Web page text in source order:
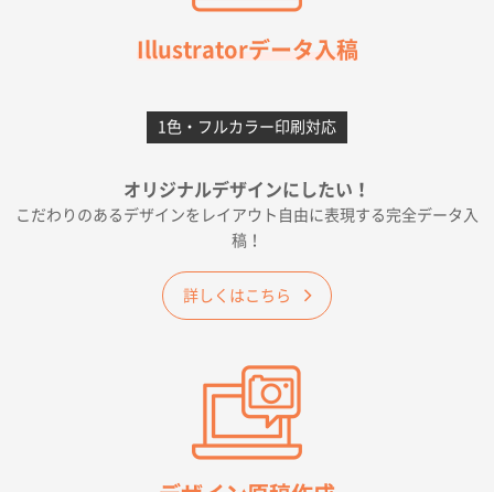
フレキソレジ袋 Uバッグ 35号
5000枚
2026年06月28日 15:14
千葉県A社様
2026年06月19日 09:41
価格 大丈夫そうな会社に見えた
大阪府のお客様
A4フルカラークリアファイル1000枚
【ポリ】特別ご注文ページ1000枚
2026年06月08日 17:38
Illustratorデータ入稿
1色・フルカラー印刷対応
オリジナルデザインにしたい！
こだわりのあるデザインをレイアウト自由に表現する完全データ入
稿！
詳しくはこちら